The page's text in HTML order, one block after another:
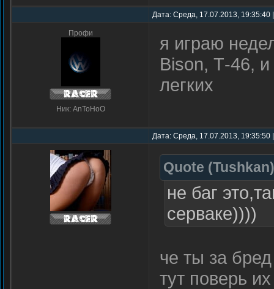
Дата: Среда, 17.07.2013,
Профи
Ник: AnToHoO
я играю
Bison, Т-46,
легких
Дата: Среда, 17.07.2013,
Quote (Tushkan)
не баг
серваке))))
че ты за
тут поверь